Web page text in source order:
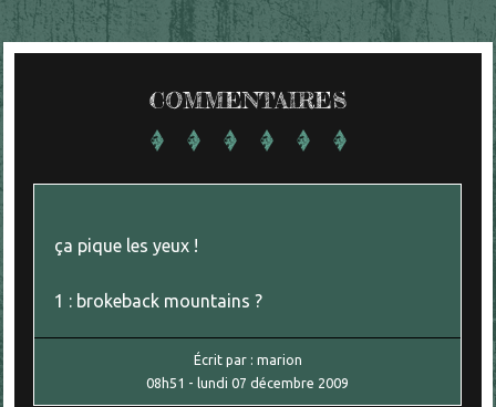
COMMENTAIRES
ça pique les yeux !
1 : brokeback mountains ?
Écrit par : marion
08h51 -lundi 07 décembre 2009